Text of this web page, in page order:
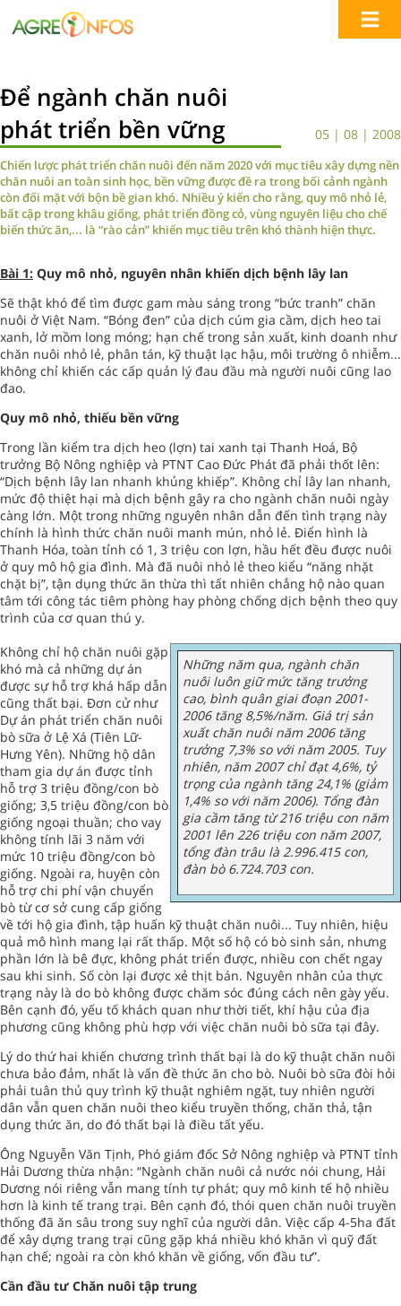
Để ngành chăn nuôi
phát triển bền vững
05 | 08 | 2008
Chiến lược phát triển chăn nuôi đến năm 2020 với mục tiêu xây dựng nền
chăn nuôi an toàn sinh học, bền vững được đề ra trong bối cảnh ngành
còn đối mặt với bộn bề gian khó. Nhiều ý kiến cho rằng, quy mô nhỏ lẻ,
bất cập trong khâu giống, phát triển đồng cỏ, vùng nguyên liệu cho chế
biến thức ăn,... là “rào cản” khiến mục tiêu trên khó thành hiện thực.
Bài 1: Quy mô nhỏ, nguyên nhân khiến dịch bệnh lây lan
Sẽ thật khó để tìm được gam màu sáng trong “bức tranh” chăn
nuôi ở Việt Nam. “Bóng đen” của dịch cúm gia cầm, dịch heo tai
xanh, lở mồm long móng; hạn chế trong sản xuất, kinh doanh như
chăn nuôi nhỏ lẻ, phân tán, kỹ thuật lạc hậu, môi trường ô nhiễm...
không chỉ khiến các cấp quản lý đau đầu mà người nuôi cũng lao
đao.
Quy mô nhỏ, thiếu bền vững
Trong lần kiểm tra dịch heo (lợn) tai xanh tại Thanh Hoá, Bộ
trưởng Bộ Nông nghiệp và PTNT Cao Đức Phát đã phải thốt lên:
“Dịch bệnh lây lan nhanh khủng khiếp”. Không chỉ lây lan nhanh,
mức độ thiệt hại mà dịch bệnh gây ra cho ngành chăn nuôi ngày
càng lớn. Một trong những nguyên nhân dẫn đến tình trạng này
chính là hình thức chăn nuôi manh mún, nhỏ lẻ. Điển hình là
Thanh Hóa, toàn tỉnh có 1, 3 triệu con lợn, hầu hết đều được nuôi
ở quy mô hộ gia đình. Mà đã nuôi nhỏ lẻ theo kiểu “năng nhặt
chặt bị”, tận dụng thức ăn thừa thì tất nhiên chẳng hộ nào quan
tâm tới công tác tiêm phòng hay phòng chống dịch bệnh theo quy
trình của cơ quan thú y.
Những năm qua, ngành chăn
nuôi luôn giữ mức tăng trưởng
cao, bình quân giai đoạn 2001-
2006 tăng 8,5%/năm. Giá trị sản
xuất chăn nuôi năm 2006 tăng
trưởng 7,3% so với năm 2005. Tuy
nhiên, năm 2007 chỉ đạt 4,6%, tỷ
trọng của ngành tăng 24,1% (giảm
1,4% so với năm 2006). Tổng đàn
gia cầm tăng từ 216 triệu con năm
2001 lên 226 triệu con năm 2007,
tổng đàn trâu là 2.996.415 con,
đàn bò 6.724.703 con.
Không chỉ hộ chăn nuôi gặp
khó mà cả những dự án
được sự hỗ trợ khá hấp dẫn
cũng thất bại. Đơn cử như
Dự án phát triển chăn nuôi
bò sữa ở Lệ Xá (Tiên Lữ-
Hưng Yên). Những hộ dân
tham gia dự án được tỉnh
hỗ trợ 3 triệu đồng/con bò
giống; 3,5 triệu đồng/con bò
giống ngoại thuần; cho vay
không tính lãi 3 năm với
mức 10 triệu đồng/con bò
giống. Ngoài ra, huyện còn
hỗ trợ chi phí vận chuyển
bò từ cơ sở cung cấp giống
về tới hộ gia đình, tập huấn kỹ thuật chăn nuôi... Tuy nhiên, hiệu
quả mô hình mang lại rất thấp. Một số hộ có bò sinh sản, nhưng
phần lớn là bê đực, không phát triển được, nhiều con chết ngay
sau khi sinh. Số còn lại được xẻ thịt bán. Nguyên nhân của thực
trạng này là do bò không được chăm sóc đúng cách nên gày yếu.
Bên cạnh đó, yếu tố khách quan như thời tiết, khí hậu của địa
phương cũng không phù hợp với việc chăn nuôi bò sữa tại đây.
Lý do thứ hai khiến chương trình thất bại là do kỹ thuật chăn nuôi
chưa bảo đảm, nhất là vấn đề thức ăn cho bò. Nuôi bò sữa đòi hỏi
phải tuân thủ quy trình kỹ thuật nghiêm ngặt, tuy nhiên người
dân vẫn quen chăn nuôi theo kiểu truyền thống, chăn thả, tận
dụng thức ăn, do đó thất bại là điều tất yếu.
Ông Nguyễn Văn Tịnh, Phó giám đốc Sở Nông nghiệp và PTNT tỉnh
Hải Dương thừa nhận: “Ngành chăn nuôi cả nước nói chung, Hải
Dương nói riêng vẫn mang tính tự phát; quy mô kinh tế hộ nhiều
hơn là kinh tế trang trại. Bên cạnh đó, thói quen chăn nuôi truyền
thống đã ăn sâu trong suy nghĩ của người dân. Việc cấp 4-5ha đất
để xây dựng trang trại cũng gặp khá nhiều khó khăn vì quỹ đất
hạn chế; ngoài ra còn khó khăn về giống, vốn đầu tư”.
Cần đầu tư Chăn nuôi tập trung